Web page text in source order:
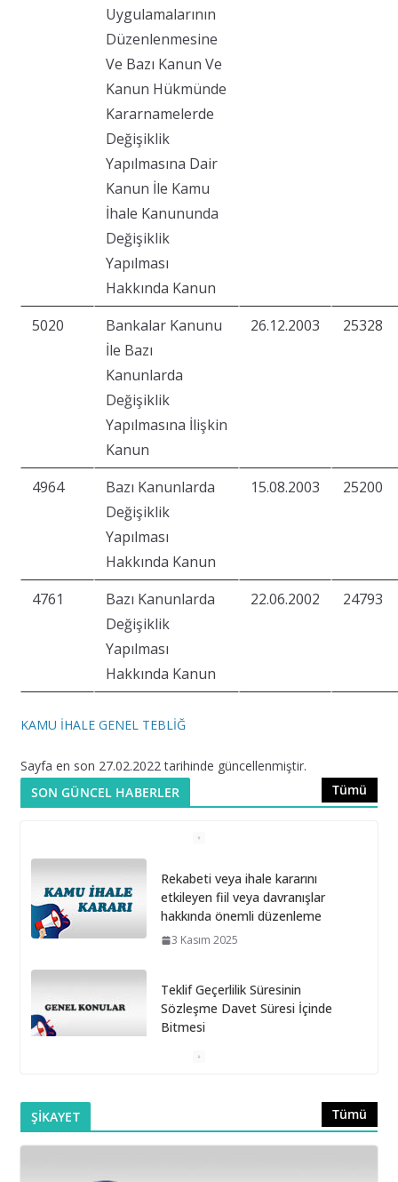
Uygulamalarının
Düzenlenmesine
Ve Bazı Kanun Ve
Kanun Hükmünde
Kararnamelerde
Değişiklik
Yapılmasına Dair
Kanun İle Kamu
İhale Kanununda
Değişiklik
Yapılması
Hakkında Kanun
5020
Bankalar Kanunu
İle Bazı
Kanunlarda
Değişiklik
Yapılmasına İlişkin
Kanun
26.12.2003 25328
4964
Bazı Kanunlarda
Değişiklik
Yapılması
Hakkında Kanun
15.08.2003 25200
4761
Bazı Kanunlarda
Değişiklik
Yapılması
Hakkında Kanun
22.06.2002 24793
KAMU İHALE GENEL TEBLİĞ
Sayfa en son 27.02.2022 tarihinde güncellenmiştir.
SON GÜNCEL HABERLER
Tümü
Teklif Geçerlilik Süresinin
Sözleşme Davet Süresi İçinde
Bitmesi
6 Ekim 2025
Doğrudan Temin Alımlarına İlişkin Muayene ve Kabul
Komisyonunun Kurulmaması
16 Eylül 2025
16 Eylül 2025
ŞİKAYET Tümü